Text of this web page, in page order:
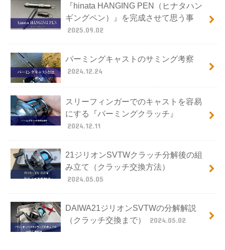
『hinata HANGING PEN（ヒナタハン
ギングペン）』を完成させて思う事
2025.09.02
パーミングキャストのサミング考察
2024.12.24
スリーフィンガーでのキャストを容易
にする『パーミングクラッチ』
2024.12.11
21ジリオンSVTWクラッチ分解後の組
み立て（クラッチ交換方法）
2024.05.05
DAIWA21ジリオンSVTWの分解解説
（クラッチ交換まで）
2024.05.02